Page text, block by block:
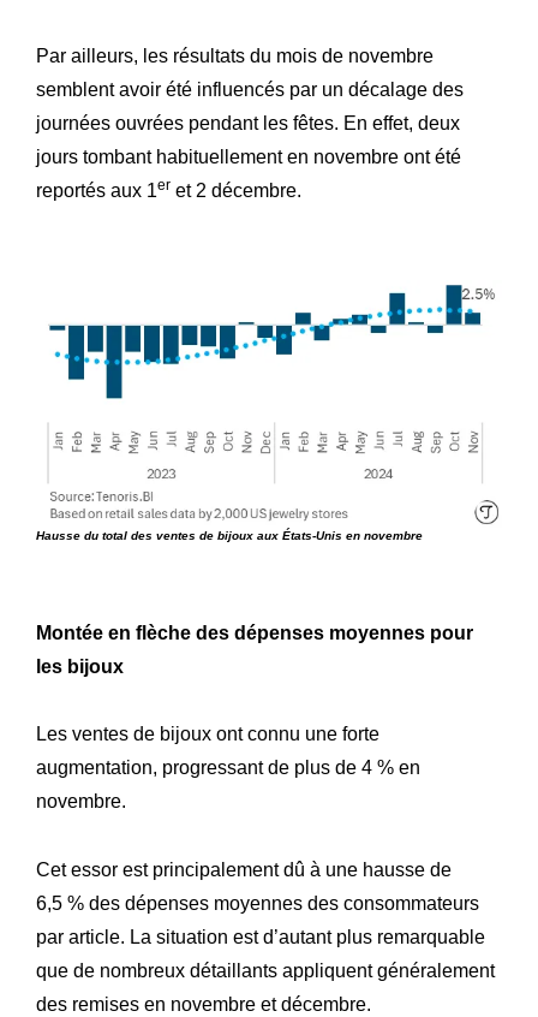
Par ailleurs, les résultats du mois de novembre
semblent avoir été influencés par un décalage des
journées ouvrées pendant les fêtes. En effet, deux
jours tombant habituellement en novembre ont été
reportés aux 1er et 2 décembre.
Hausse du total des ventes de bijoux aux États-Unis en novembre
Montée en flèche des dépenses moyennes pour
les bijoux
Les ventes de bijoux ont connu une forte
augmentation, progressant de plus de 4 % en
novembre.
Cet essor est principalement dû à une hausse de
6,5 % des dépenses moyennes des consommateurs
par article. La situation est d’autant plus remarquable
que de nombreux détaillants appliquent généralement
des remises en novembre et décembre.